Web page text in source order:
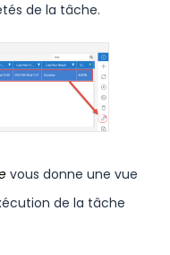
de la tâche.
vous donne une vue
de la tâche